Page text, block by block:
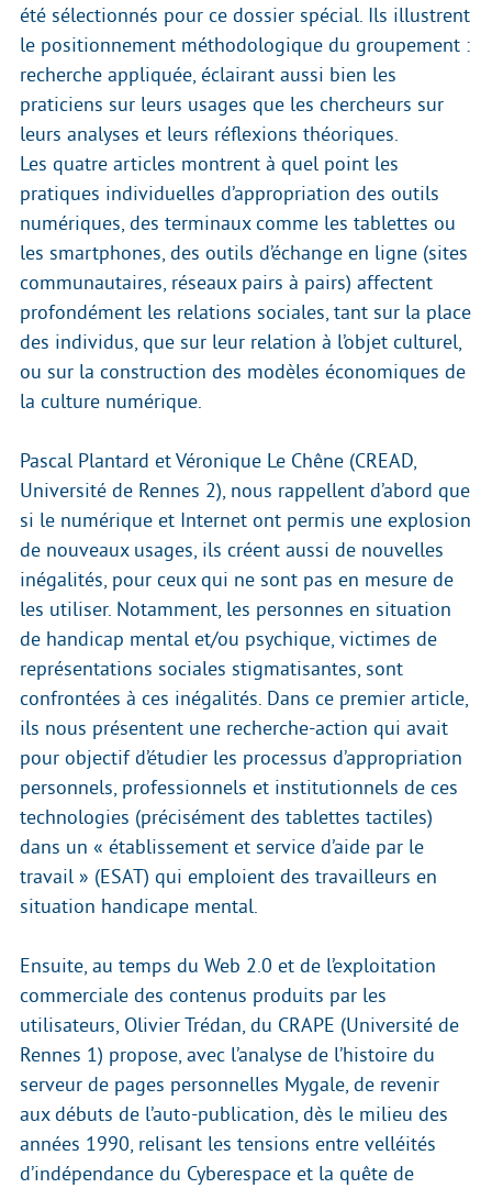
été sélectionnés pour ce dossier spécial. Ils illustrent
le positionnement méthodologique du groupement :
recherche appliquée, éclairant aussi bien les
praticiens sur leurs usages que les chercheurs sur
leurs analyses et leurs réflexions théoriques.
Les quatre articles montrent à quel point les
pratiques individuelles d’appropriation des outils
numériques, des terminaux comme les tablettes ou
les smartphones, des outils d’échange en ligne (sites
communautaires, réseaux pairs à pairs) affectent
profondément les relations sociales, tant sur la place
des individus, que sur leur relation à l’objet culturel,
ou sur la construction des modèles économiques de
la culture numérique.
Pascal Plantard et Véronique Le Chêne (CREAD,
Université de Rennes 2), nous rappellent d’abord que
si le numérique et Internet ont permis une explosion
de nouveaux usages, ils créent aussi de nouvelles
inégalités, pour ceux qui ne sont pas en mesure de
les utiliser. Notamment, les personnes en situation
de handicap mental et/ou psychique, victimes de
représentations sociales stigmatisantes, sont
confrontées à ces inégalités. Dans ce premier article,
ils nous présentent une recherche-action qui avait
pour objectif d’étudier les processus d’appropriation
personnels, professionnels et institutionnels de ces
technologies (précisément des tablettes tactiles)
dans un « établissement et service d’aide par le
travail » (ESAT) qui emploient des travailleurs en
situation handicape mental.
Ensuite, au temps du Web 2.0 et de l’exploitation
commerciale des contenus produits par les
utilisateurs, Olivier Trédan, du CRAPE (Université de
Rennes 1) propose, avec l’analyse de l’histoire du
serveur de pages personnelles Mygale, de revenir
aux débuts de l’auto-publication, dès le milieu des
années 1990, relisant les tensions entre velléités
d’indépendance du Cyberespace et la quête de